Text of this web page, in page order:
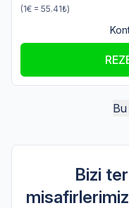
(1€ = 55.41₺)
Bizi